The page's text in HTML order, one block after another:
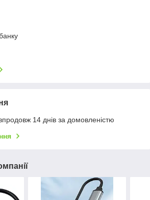
14 днів за домовленістю